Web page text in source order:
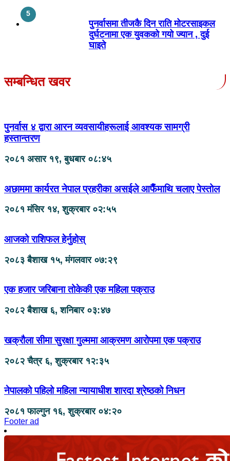
पुनर्वासमा तीजकै दिन राति मोटरसाइकल
दुर्घटनामा एक युवकको गयो ज्यान , दुई
घाइते
सम्बन्धित खवर
पुनर्वास ४ द्वारा आरन व्यवसायीहरूलाई आवश्यक सामग्री
हस्तान्तरण
२०८१ असार १९, बुधबार ०८:४५
अछाममा कार्यरत नेपाल प्रहरीका असईले आफैँमाथि चलाए पेस्तोल
२०८१ मंसिर १४, शुक्रबार ०२:५५
आजको राशिफल हेर्नुहोस्
२०८३ बैशाख १५, मंगलवार ०७:२९
एक हजार जरिबाना तोकेकी एक महिला पक्राउ
२०८२ बैशाख ६, शनिबार ०३:४७
खक्रौला सीमा सुरक्षा गुल्ममा आक्रमण आरोपमा एक पक्राउ
२०८२ चैत्र ६, शुक्रबार १२:३५
नेपालको पहिलो महिला न्यायाधीश शारदा श्रेष्ठको निधन
२०८१ फाल्गुन १६, शुक्रबार ०४:२०
Footer ad